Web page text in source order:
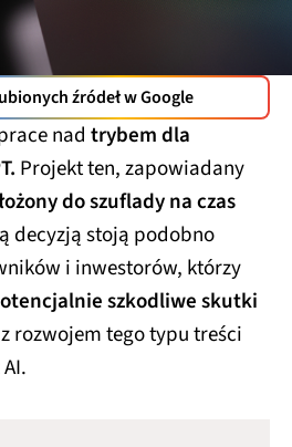
źródeł w Google
nad trybem dla
Projekt ten, zapowiadany
do szuflady na czas
decyzją stoją podobno
i inwestorów, którzy
szkodliwe skutki
rozwojem tego typu treści